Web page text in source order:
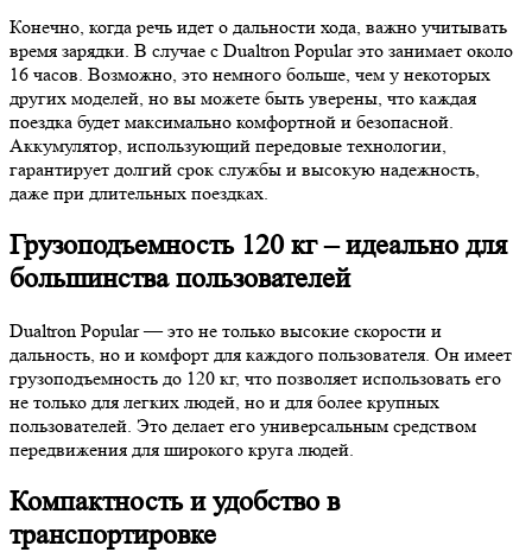
Конечно, когда речь идет о дальности хода, важно учитывать
время зарядки. В случае с Dualtron Popular это занимает около
16 часов. Возможно, это немного больше, чем у некоторых
других моделей, но вы можете быть уверены, что каждая
поездка будет максимально комфортной и безопасной.
Аккумулятор, использующий передовые технологии,
гарантирует долгий срок службы и высокую надежность,
даже при длительных поездках.
Грузоподъемность 120 кг – идеально для
большинства пользователей
Dualtron Popular — это не только высокие скорости и
дальность, но и комфорт для каждого пользователя. Он имеет
грузоподъемность до 120 кг, что позволяет использовать его
не только для легких людей, но и для более крупных
пользователей. Это делает его универсальным средством
передвижения для широкого круга людей.
Компактность и удобство в
транспортировке